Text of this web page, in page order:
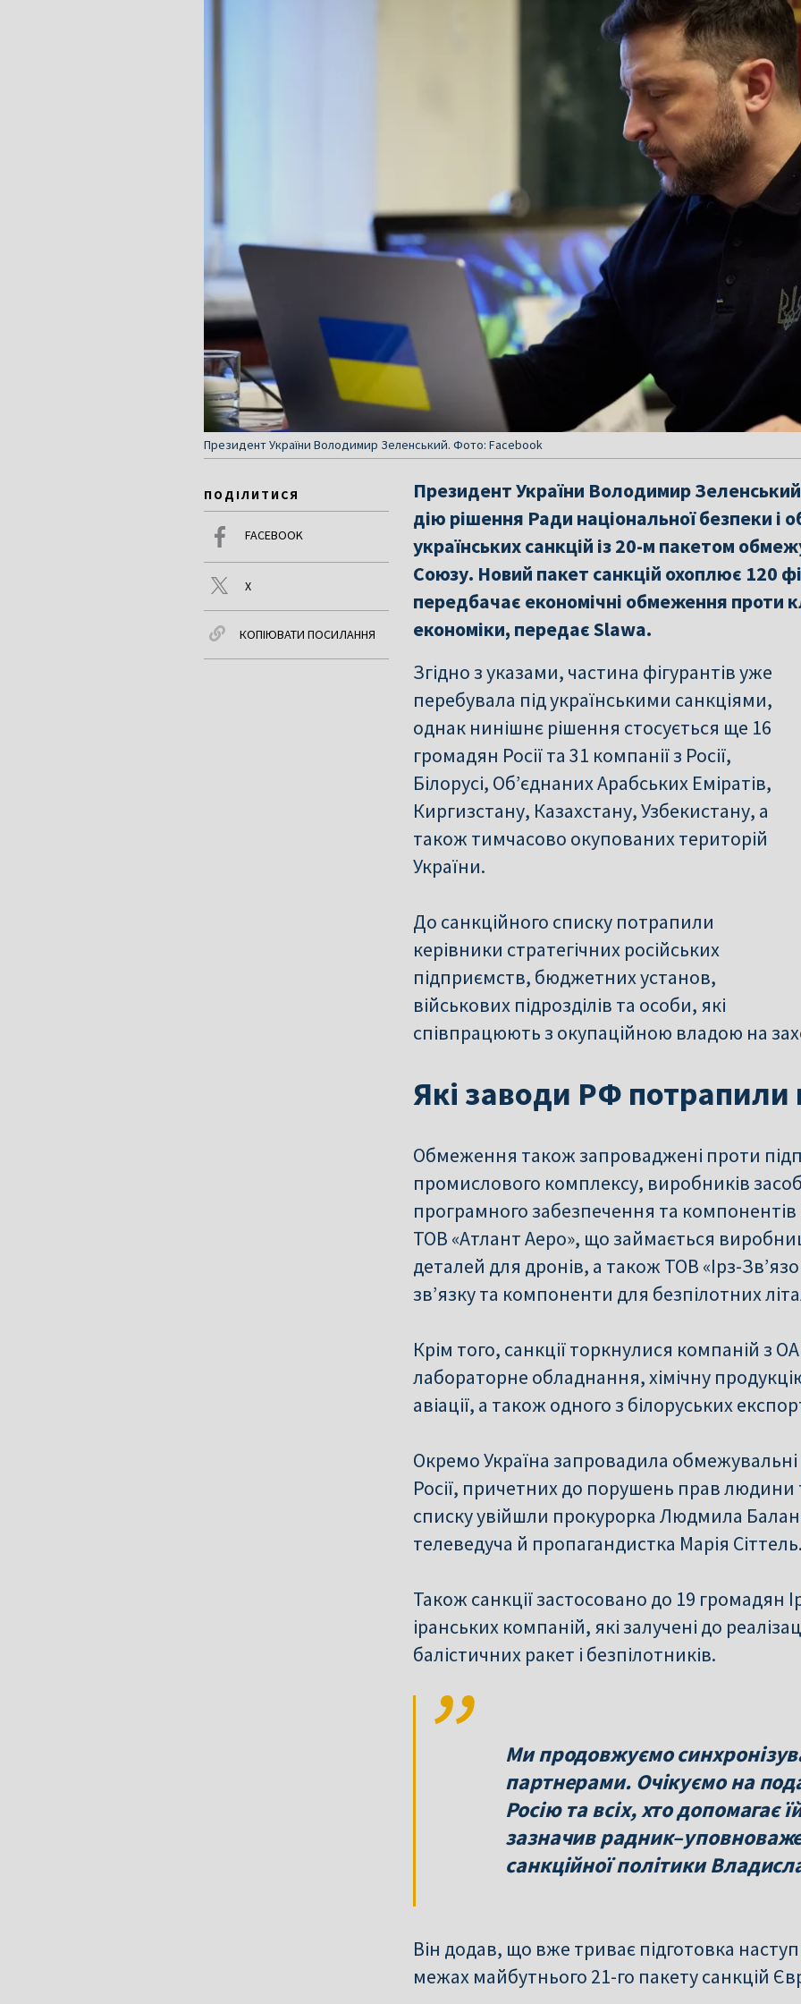
Президент України Володимир Зеленський. Фото: Facebook
ПОДІЛИТИСЯ
FACEBOOK
X
КОПІЮВАТИ ПОСИЛАННЯ
Президент України Володимир Зеленський
дію рішення Ради національної безпеки і
українських санкцій із 20-м пакетом
Союзу. Новий пакет санкцій охоплює 120
передбачає економічні обмеження проти
економіки, передає Slawa.
Згідно з указами, частина фігурантів уже
перебувала під українськими санкціями,
однак нинішнє рішення стосується ще 16
громадян Росії та 31 компанії з Росії,
Білорусі, Об’єднаних Арабських Еміратів,
Киргизстану, Казахстану, Узбекистану, а
також тимчасово окупованих територій
України.
До санкційного списку потрапили
керівники стратегічних російських
підприємств, бюджетних установ,
військових підрозділів та особи, які
співпрацюють з окупаційною владою на
Які заводи РФ потрапили
Обмеження також запроваджені проти
промислового комплексу, виробників
програмного забезпечення та
ТОВ «Атлант Аеро», що займається
деталей для дронів, а також ТОВ «Ірз-
зв’язку та компоненти для безпілотних
Крім того, санкції торкнулися компаній з
лабораторне обладнання, хімічну
авіації, а також одного з білоруських
Окремо Україна запровадила
Росії, причетних до порушень прав
списку увійшли прокурорка Людмила
телеведуча й пропагандистка Марія
Також санкції застосовано до 19 громадян
іранських компаній, які залучені до
балістичних ракет і безпілотників.
Ми продовжуємо
партнерами. Очікуємо на
Росію та всіх, хто допомагає
зазначив
санкційної політики
Він додав, що вже триває підготовка
межах майбутнього 21-го пакету санкцій